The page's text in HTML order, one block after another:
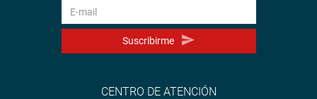
Suscribirme
CENTRO DE ATENCIÓN